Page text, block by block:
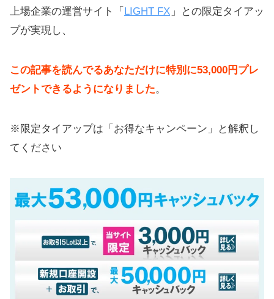
上場企業の運営サイト「 LIGHT FX 」との限定タイアッ
プが実現し、
この記事を読んでるあなただけに特別に53,000円プレ
ゼントできるようになりました。
※限定タイアップは「お得なキャンペーン」と解釈し
てください